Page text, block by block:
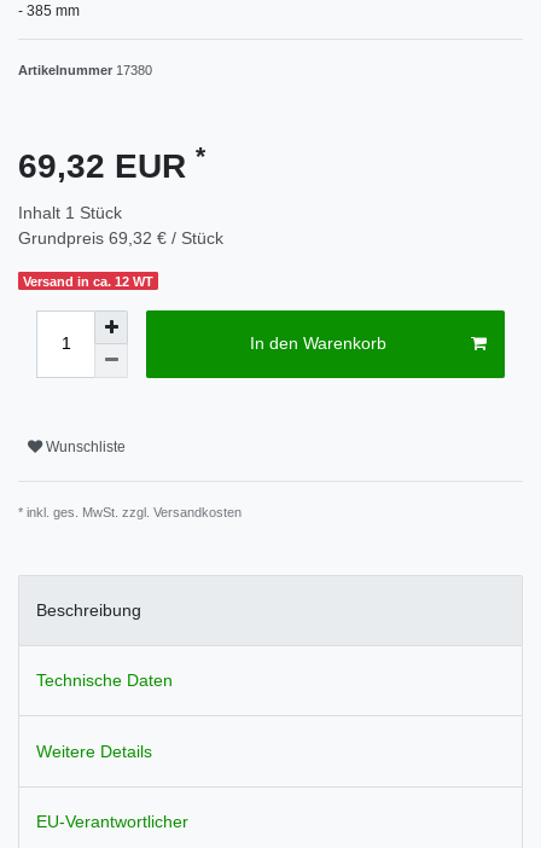
- 385 mm
Artikelnummer 17380
69,32 EUR *
Inhalt 1 Stück
Grundpreis 69,32 € / Stück
Versand in ca. 12 WT
In den Warenkorb
Wunschliste
* inkl. ges. MwSt. zzgl. Versandkosten
Beschreibung
Technische Daten
Weitere Details
EU-Verantwortlicher